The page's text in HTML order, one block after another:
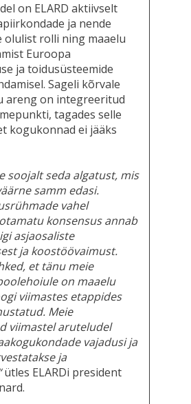
on ELARD aktiivselt
ja nende
olulist rolli ning maaelu
Euroopa
ja toidusüsteemide
Sageli kõrvale
areng on integreeritud
tagades selle
kogukonnad ei jääks
soojalt seda algatust, mis
samm edasi.
vahel
konsensus annab
asjaosaliste
ja koostöövaimust.
et tänu meie
on maaelu
viimastes etappides
Meie
viimastel aruteludel
vajadusi ja
ja
ütles ELARDi president